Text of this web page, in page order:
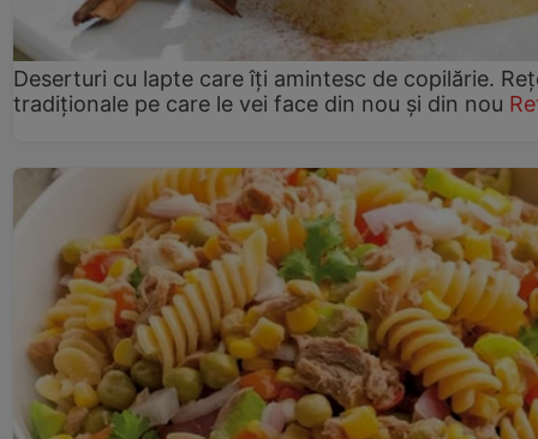
Deserturi cu lapte care îți amintesc de copilărie.
tradiționale pe care le vei face din nou și din nou